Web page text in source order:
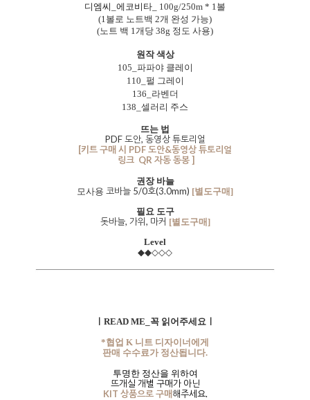
디엠씨_에코비타_ 100g/250m * 1볼
(1볼로 노트백 2개 완성 가능)
(노트 백 1개당 38g 정도 사용)
원작 색상
105_파파야 클레이
110_펄 그레이
136_라벤더
138_셀러리 주스
뜨는 법
PDF 도안, 동영상 튜토리얼
[키트 구매 시 PDF 도안&동영상 튜토리얼
링크 QR 자동 동봉 ]
권장 바늘
모사용 코바늘 5/0호(3.0mm) [별도구매]
필요 도구
돗바늘, 가위, 마커 [별도구매]
Level
◆◆◇◇◇
ㅣREAD ME_꼭 읽어주세요ㅣ
*협업 K 니트 디자이너에게
판매 수수료가 정산됩니다.
투명한 정산을 위하여
뜨개실 개별 구매가 아닌
KIT 상품으로 구매해주세요.